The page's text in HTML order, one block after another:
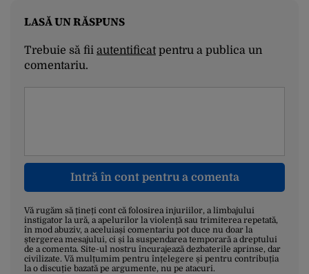
LASĂ UN RĂSPUNS
Trebuie să fii autentificatpentru a publica un
comentariu.
Intră în cont pentru a comenta
Vă rugăm să țineți cont că folosirea injuriilor, a limbajului
instigator la ură, a apelurilor la violență sau trimiterea repetată,
în mod abuziv, a aceluiași comentariu pot duce nu doar la
ștergerea mesajului, ci și la suspendarea temporară a dreptului
de a comenta. Site-ul nostru încurajează dezbaterile aprinse, dar
civilizate. Vă mulțumim pentru înțelegere și pentru contribuția
la o discuție bazată pe argumente, nu pe atacuri.